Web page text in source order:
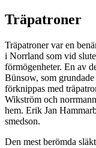
Träpatroner
Träpatroner var en
i Norrland som vid
förmögenheter. En av
Bünsow, som
förknippas med
Wikström och
hem. Erik Jan
smedson.
Den mest berömda